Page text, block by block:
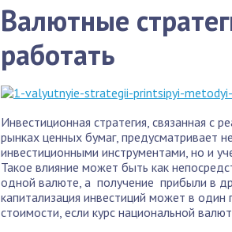
Валютные
работать
Инвестиционная стратегия, связанная с
рынках ценных бумаг, предусматривает
инвестиционными инструментами, но и
Такое влияние может быть как
одной валюте, а получение прибыли в
капитализация инвестиций может в
стоимости, если курс национальной